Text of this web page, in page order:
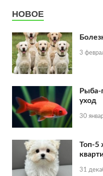
НОВОЕ
3
Рыба-
уход
30
Топ-5
31